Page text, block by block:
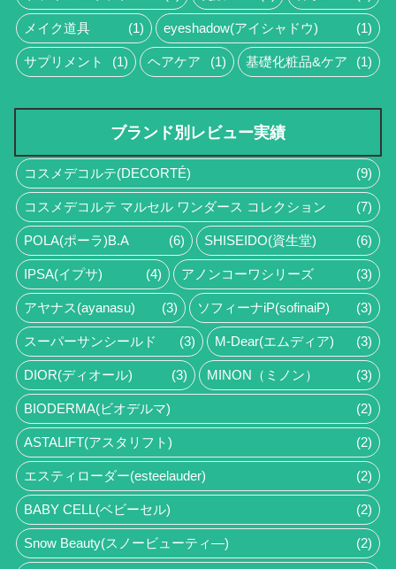
メイク道具 (1) eyeshadow(アイシャドウ) (1)
サプリメント (1) ヘアケア (1) 基礎化粧品&ケア (1)
ブランド別レビュー実績
コスメデコルテ(DECORTÉ) (9)
コスメデコルテ マルセル ワンダース コレクション (7)
POLA(ポーラ)B.A (6) SHISEIDO(資生堂) (6)
IPSA(イプサ) (4) アノンコーワシリーズ (3)
アヤナス(ayanasu) (3) ソフィーナiP(sofinaiP) (3)
スーパーサンシールド (3) M-Dear(エムディア) (3)
DIOR(ディオール) (3) MINON（ミノン） (3)
BIODERMA(ビオデルマ) (2)
ASTALIFT(アスタリフト) (2)
エスティローダー(esteelauder) (2)
BABY CELL(ベビーセル) (2)
Snow Beauty(スノービューティ―) (2)